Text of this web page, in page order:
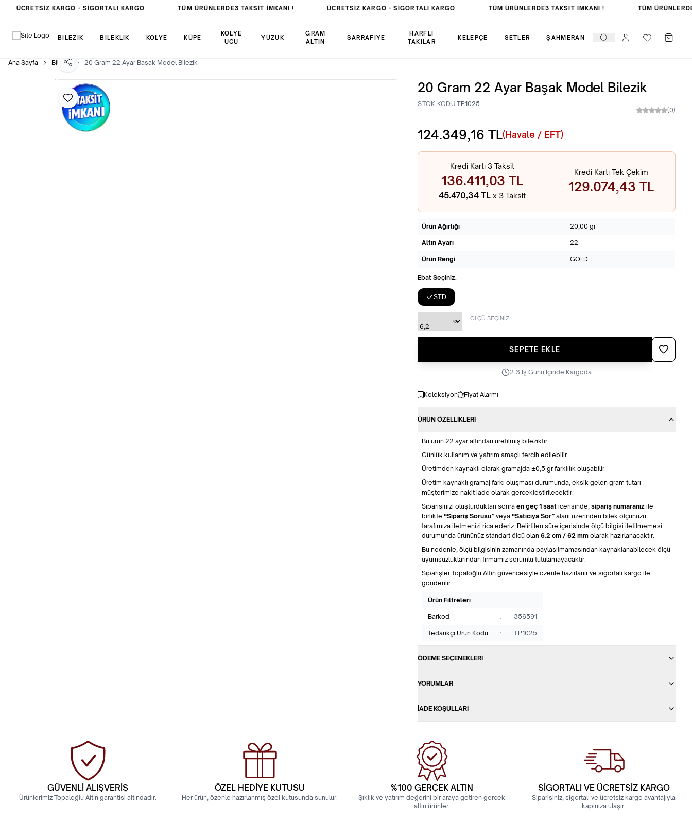
ÜCRETSIZ KARGO - SIGORTALI KARGO TÜM ÜRÜNLERDE3 TAKSİT İMKANI ! ÜCRETSIZ KARGO - SIGORTALI KARGO TÜM ÜRÜNLERDE3 TAKSİT İMKANI ! TÜM ÜRÜNLERDE
BİLEZİK BİLEKLİK KOLYE KÜPE
KOLYE
UCU
YÜZÜK
GRAM
ALTIN
SARRAFİYE
HARFLİ
TAKILAR
KELEPÇE SETLER ŞAHMERAN
Ana Sayfa Bilezik 20 Gram 22 Ayar Başak Model Bilezik
Favoriye Ekle
Paylaş
20 Gram 22 Ayar Başak Model Bilezik
STOK KODU:TP1025
(0)
124.349,16 TL(Havale / EFT)
Kredi Kartı 3 Taksit
136.411,03 TL
45.470,34 TLx 3 Taksit
Kredi Kartı Tek Çekim
129.074,43 TL
Ürün Ağırlığı 20,00 gr
Altın Ayarı 22
Ürün Rengi GOLD
Ebat Seçiniz:
STD
ÖLÇÜ SEÇİNİZ
SEPETE EKLE Favoriye
2-3 İş Günü İçinde Kargoda
Koleksiyon Fiyat Alarmı
ÜRÜN ÖZELLIKLERI
Bu ürün 22 ayar altından üretilmiş bileziktir.
Günlük kullanım ve yatırım amaçlı tercih edilebilir.
Üretimden kaynaklı olarak gramajda ±0,5 gr farklılık oluşabilir.
Üretim kaynaklı gramaj farkı oluşması durumunda, eksik gelen gram tutarı
müşterimize nakit iade olarak gerçekleştirilecektir.
Siparişinizi oluşturduktan sonraen geç 1 saat içerisinde,sipariş numaranız ile
birlikte“Sipariş Sorusu” veya“Satıcıya Sor” alanı üzerinden bilek ölçünüzü
tarafımıza iletmenizi rica ederiz. Belirtilen süre içerisinde ölçü bilgisi iletilmemesi
durumunda ürününüz standart ölçü olan6.2 cm / 62 mm olarak hazırlanacaktır.
Bu nedenle, ölçü bilgisinin zamanında paylaşılmamasından kaynaklanabilecek ölçü
uyumsuzluklarından firmamız sorumlu tutulamayacaktır.
Siparişler Topaloğlu Altın güvencesiyle özenle hazırlanır ve sigortalı kargo ile
gönderilir.
Ürün Filtreleri
Barkod : 356591
Tedarikçi Ürün Kodu : TP1025
ÖDEME SEÇENEKLERI
YORUMLAR
İADE KOŞULLARI
GÜVENLİ ALIŞVERİŞ
Ürünlerimiz Topaloğlu Altın garantisi altındadır.
ÖZEL HEDİYE KUTUSU
Her ürün, özenle hazırlanmış özel kutusunda sunulur.
%100 GERÇEK ALTIN
Şıklık ve yatırım değerini bir araya getiren gerçek
altın ürünler.
SİGORTALI VE ÜCRETSİZ KARGO
Siparişiniz, sigortalı ve ücretsiz kargo avantajıyla
kapınıza ulaşır.